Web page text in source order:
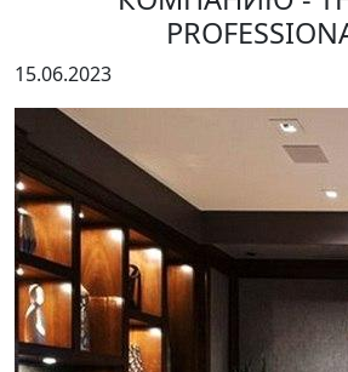
15.06.2023